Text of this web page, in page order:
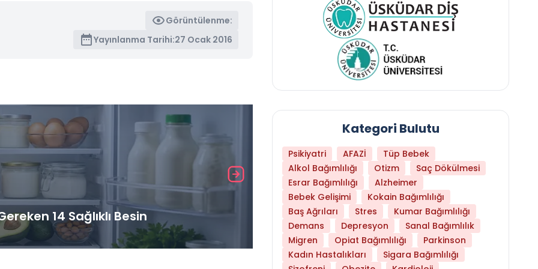
Görüntülenme:
Yayınlanma Tarihi:27 Ocak 2016
14 Sağlıklı Besin Hangi Yaşta Hangi Testi Yaptırmanız
Kategori Bulutu
Psikiyatri AFAZİ
Tüp Bebek
Alkol Bağımlılığı
Otizm
Saç Dökülmesi
Esrar Bağımlılığı
Alzheimer
Bebek Gelişimi
Kokain Bağımlılığı
Baş Ağrıları
Stres
Kumar Bağımlılığı
Demans
Depresyon
Sanal Bağımlılık
Migren
Opiat Bağımlılığı
Parkinson
Kadın Hastalıkları
Sigara Bağımlılığı